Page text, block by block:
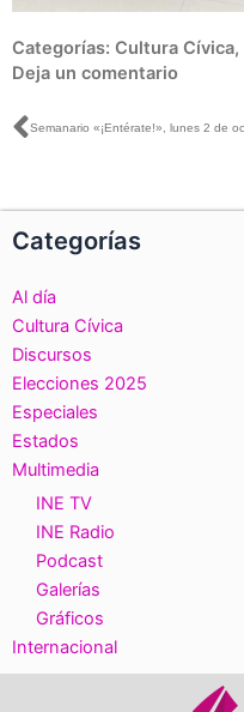
Categorías: Cultura Cívica,
Deja un comentario
Ant
Categorías
Al día
Cultura Cívica
Discursos
Elecciones 2025
Especiales
Estados
Multimedia
INE TV
INE Radio
Podcast
Galerías
Gráficos
Internacional